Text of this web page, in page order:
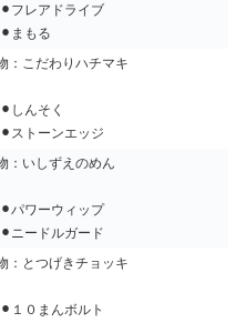
フレアドライブ
まもる
：こだわりハチマキ
んそく
ーンエッジ
：いしずえのめん
ワーウィップ
ードルガード
：とつげきチョッキ
まんボルト